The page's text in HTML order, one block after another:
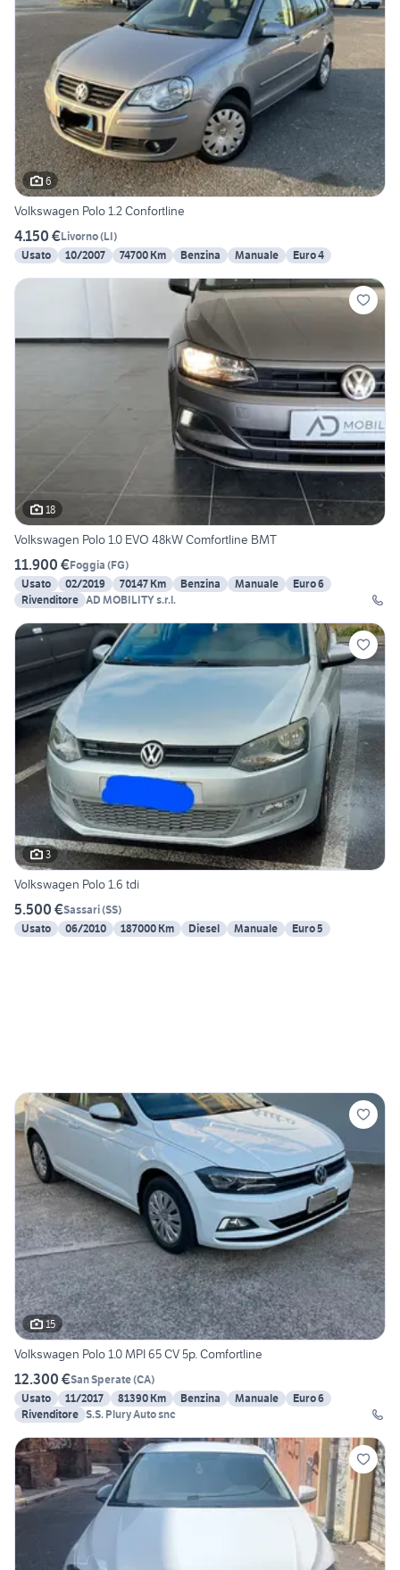
6
Volkswagen Polo 1.2 Confortline
4.150 €Livorno(LI)
Usato
10/2007 74700 Km Benzina Manuale Euro 4
18
Volkswagen Polo 1.0 EVO 48kW Comfortline BMT
11.900 €Foggia (FG)
Usato
02/2019 70147 Km Benzina Manuale
Euro 6
Rivenditore AD MOBILITY s.r.l.
3
Volkswagen Polo 1.6 tdi
5.500 €Sassari(SS)
Usato
06/2010 187000 Km Diesel Manuale Euro 5
15
Volkswagen Polo 1.0 MPI 65 CV 5p. Comfortline
12.300 €San Sperate(CA)
Usato
11/2017 81390 Km Benzina Manuale
Euro 6
Rivenditore S.S. Plury Auto snc